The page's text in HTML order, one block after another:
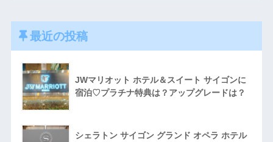
最近の投稿
JWマリオット ホテル＆スイート サイゴンに
宿泊♡プラチナ特典は？アップグレードは？
シェラトン サイゴン グランド オペラ ホテル